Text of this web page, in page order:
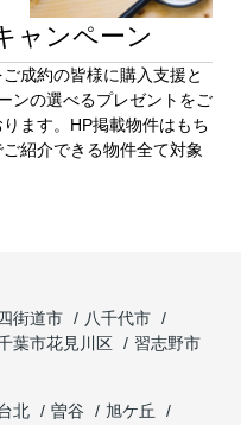
ャンペーン
成約の皆様に購⼊⽀援と
ンの選べるプレゼントをご
ます。HP掲載物件はもち
紹介できる物件全て対象
街道市
八千代市
葉市花見川区
習志野市
北 曽谷
旭ケ丘